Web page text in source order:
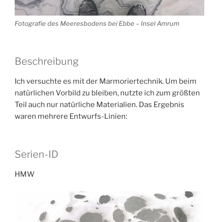
Fotografie des Meeresbodens bei Ebbe – Insel Amrum
Beschreibung
Ich versuchte es mit der Marmoriertechnik. Um beim
natürlichen Vorbild zu bleiben, nutzte ich zum größten
Teil auch nur natürliche Materialien. Das Ergebnis
waren mehrere Entwurfs-Linien:
Serien-ID
HMW